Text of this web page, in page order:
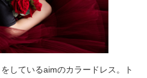
データ即日受け取り
しているaimのカラードレス。ト